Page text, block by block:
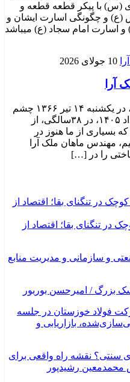
(س) با پیکر قطعه قطعه و
(ع) و چگونگی اسارت ایشان و
و اسارت امام سجاد (ع) میباشد
10 جولای 2026
آرا
به گزارش کلام قلم، ماهان ملک‌آرا، در یکشنبه ۱۴ تیر ۱۳۶۶ چشم
به جهان گشود و در یکشنبه ۱۷ خرداد ۱۴۰۵، در ۳۸سالگی، از
بسیاری از ما هنوز در
مهندس ماهان ملک آرا
را در […]
در تنگنای بقا؛ اقتصاد از
و سازمانی و مدیریت منابع
بزرگ / امیرحسن بوربور
فولاد خوزستان در جلسه
بازاریابی و
سنتی؟ نقشه راه واقعی برای
رشیدپور